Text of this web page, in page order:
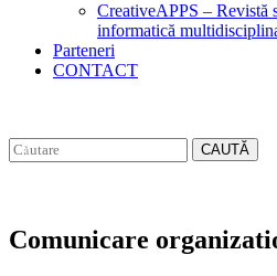
CreativeAPPS – Revistă
informatică
Parteneri
CONTACT
CAUTĂ
Comunicare